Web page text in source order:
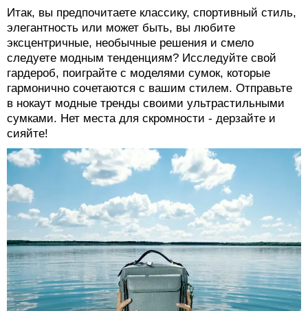
Итак, вы предпочитаете классику, спортивный стиль,
элегантность или может быть, вы любите
эксцентричные, необычные решения и смело
следуете модным тенденциям? Исследуйте свой
гардероб, поиграйте с моделями сумок, которые
гармонично сочетаются с вашим стилем. Отправьте
в нокаут модные тренды своими ультрастильными
сумками. Нет места для скромности - дерзайте и
сияйте!